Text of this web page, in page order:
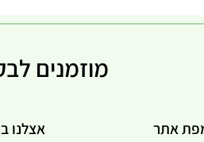
מוזמנים
אתר אצלנו